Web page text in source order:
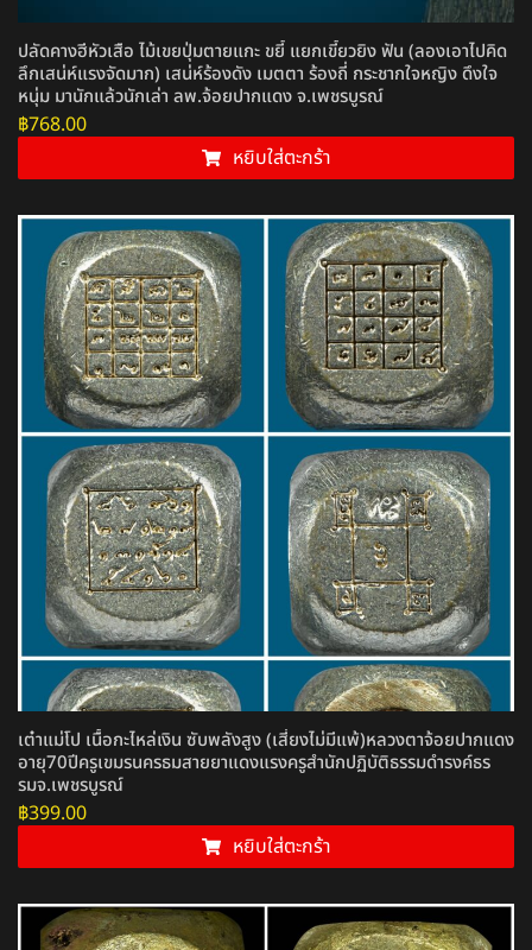
ปลัดคางฮีหัวเสือ ไม้เขยปุ่มตายแกะ ขยี้ แยกเขี้ยวยิง ฟัน (ลองเอาไปคิด
ลึกเสน่ห์แรงจัดมาก) เสน่ห์ร้องดัง เมตตา ร้องถี่ กระชากใจหญิง ดึงใจ
หนุ่ม มานักแล้วนักเล่า ลพ.จ้อยปากแดง จ.เพชรบูรณ์
฿768.00
หยิบใส่ตะกร้า
เต๋าแม่โป เนื้อกะไหล่เงิน ซับพลังสูง (เสี่ยงไม่มีแพ้)หลวงตาจ้อยปากแดง
อายุ70ปีครูเขมรนครธมสายยาแดงแรงครูสำนักปฏิบัติธรรมดำรงค์ธร
รมจ.เพชรบูรณ์
฿399.00
หยิบใส่ตะกร้า